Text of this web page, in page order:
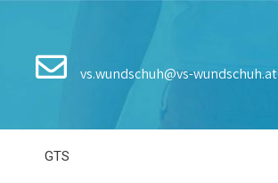
vs.wundschuh@vs-wundschuh.at
GTS